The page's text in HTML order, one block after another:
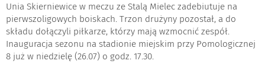
Unia Skierniewice w meczu ze Stalą Mielec zadebiutuje na
pierwszoligowych boiskach. Trzon drużyny pozostał, a do
składu dołączyli piłkarze, którzy mają wzmocnić zespół.
Inauguracja sezonu na stadionie miejskim przy Pomologicznej
8 już w niedzielę (26.07) o godz. 17.30.